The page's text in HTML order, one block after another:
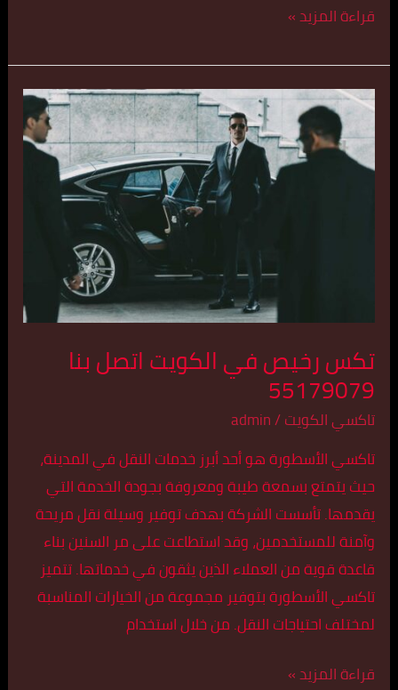
قراءة المزيد »
تكس رخيص في الكويت اتصل بنا
55179079
تاكسي الكويت/
admin
تاكسي الأسطورة هو أحد أبرز خدمات النقل في المدينة،
حيث يتمتع بسمعة طيبة ومعروفة بجودة الخدمة التي
يقدمها. تأسست الشركة بهدف توفير وسيلة نقل مريحة
وآمنة للمستخدمين، وقد استطاعت على مر السنين بناء
قاعدة قوية من العملاء الذين يثقون في خدماتها. تتميز
تاكسي الأسطورة بتوفير مجموعة من الخيارات المناسبة
لمختلف احتياجات النقل. من خلال استخدام
تكس
رخيص
في
قراءة المزيد »